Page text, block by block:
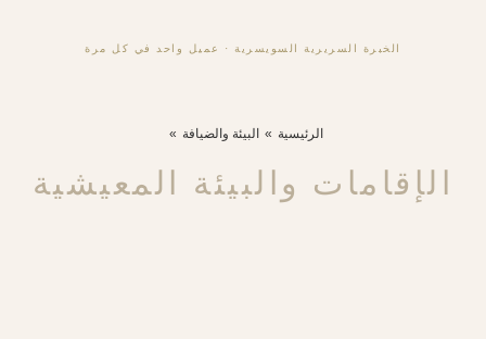
الخبرة السريرية السويسرية · عميل واحد في كل مرة
الرئيسية البيئة والضيافة
الإقامات والبيئة المعيشية